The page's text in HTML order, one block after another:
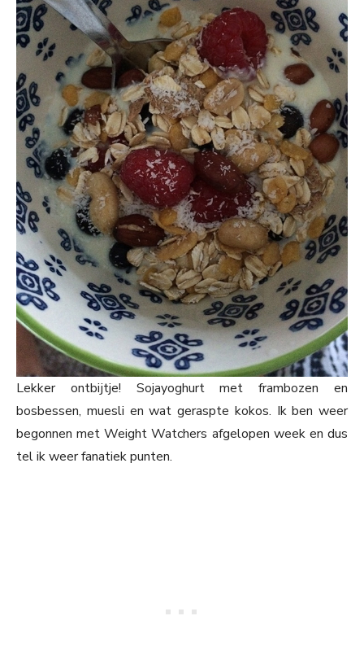
Lekker ontbijtje! Sojayoghurt met frambozen en
bosbessen, muesli en wat geraspte kokos. Ik ben weer
begonnen met Weight Watchers afgelopen week en dus
tel ik weer fanatiek punten.